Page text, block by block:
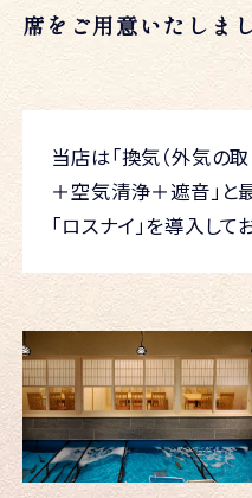
席をご用意いたしま
当店は「換気（外気の
＋空気清浄＋遮音」
「ロスナイ」を導入して